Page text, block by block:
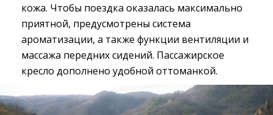
кожа. Чтобы поездка оказалась максимально
приятной, предусмотрены система
ароматизации, а также функции вентиляции и
массажа передних сидений. Пассажирское
кресло дополнено удобной оттоманкой.